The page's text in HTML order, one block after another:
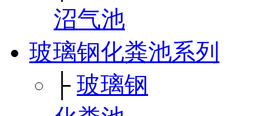
沼气池
玻璃钢化粪池系列
├ 玻璃钢